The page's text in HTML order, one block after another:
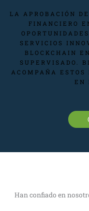
LA APROBACIÓN
FINANCIERO
SERVICIOS
BLOCKCHAIN
SUPERVISADO.
ACOMPAÑA
EN
Han confiado en